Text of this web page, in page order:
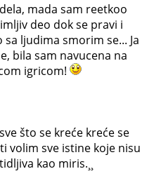
mada sam reetkoo
deo dok se pravi i
ljudima smorim se... Ja
bila sam navucena na
igricom!
što se kreće kreće se
volim sve istine koje nisu
kao miris.¸¸